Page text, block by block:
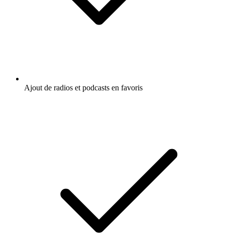
Ajout de radios et podcasts en favoris